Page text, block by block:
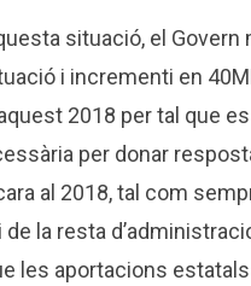
situació, el
i incrementi en
2018 per tal que
per donar
al 2018, tal com
de la resta
les aportacions